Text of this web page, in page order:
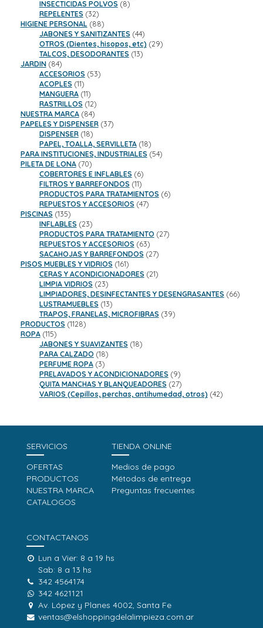
INSECTICIDAS POLVOS 88
REPELENTES 3232
productos
HIGIENE PERSONAL 8888
productos
JABONES Y SANITIZANTES 4444
productos
OTROS (Dientes, hisopos, etc) 2929
TALCOS, DESODORANTES 1313
JARDIN 8484
productos
ACCESORIOS 5353
ACOPLES 1111
productos
MANGUERA 1111
productos
RASTRILLOS 1212
productos
NUESTRA MARCA 8484
productos
PAPELES Y DISPENSER 3737
DISPENSER 1818
productos
PAPEL, TOALLA, SERVILLETA 1818
productos
PARA INSTITUCIONES, INDUSTRIALES 5454
PILETA DE LONA 7070
productos
COBERTORES E INFLABLES 66
productos
FILTROS Y BARREFONDOS 1111
productos
PRODUCTOS PARA TRATAMIENTOS 66
REPUESTOS Y ACCESORIOS 4747
PISCINAS 135135
productos
INFLABLES 2323
productos
PRODUCTOS PARA TRATAMIENTO 2727
REPUESTOS Y ACCESORIOS 6363
productos
SACAHOJAS Y BARREFONDOS 2727
PISOS MUEBLES Y VIDRIOS 161161
productos
CERAS Y ACONDICIONADORES 2121
LIMPIA VIDRIOS 2323
productos
LIMPIADORES, DESINFECTANTES Y DESENGRASANTES 6666
LUSTRAMUEBLES 1313
productos
TRAPOS, FRANELAS, MICROFIBRAS 3939
PRODUCTOS 11281128
ROPA 115115
productos
JABONES Y SUAVIZANTES 1818
PARA CALZADO 1818
PERFUME ROPA 33
productos
PRELAVADOS Y ACONDICIONADORES 99
productos
QUITA MANCHAS Y BLANQUEADORES 2727
productos
VARIOS (Cepillos, perchas, antihumedad, otros) 4242
SERVICIOS
OFERTAS
PRODUCTOS
NUESTRA MARCA
CATALOGOS
TIENDA ONLINE
Medios de pago
Métodos de entrega
Preguntas frecuentes
CONTACTANOS
Lun a Vier: 8 a 19 hs
Sab: 8 a 13 hs
342 4564174
342 4621121
Av. López y Planes 4002, Santa Fe
ventas@elshoppingdelalimpieza.com.ar